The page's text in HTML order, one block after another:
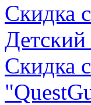
Скидка
Скидка